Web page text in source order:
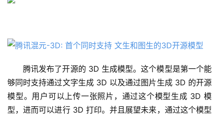
腾讯发布了开源的 3D 生成模型。这个模型是第一个能
够同时支持通过文字生成 3D 以及通过图片生成 3D 的开源
模型。用户可以上传一张照片，通过这个模型生成 3D 模
型，进而可以进行 3D 打印。并且展望未来，通过这个模型